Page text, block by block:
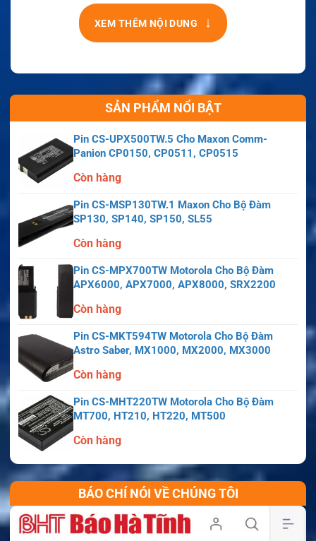
XEM THÊM NỘI DUNG ↓
SẢN PHẨM NỔI BẬT
Pin CS-UPX500TW.5 Cho Maxon Comm-
Panion CP0150, CP0511, CP0515
Còn hàng
Pin CS-MSP130TW.1 Maxon Cho Bộ Đàm
SP130, SP140, SP150, SL55
Còn hàng
Pin CS-MPX700TW Motorola Cho Bộ Đàm
APX6000, APX7000, APX8000, SRX2200
Còn hàng
Pin CS-MKT594TW Motorola Cho Bộ Đàm
Astro Saber, MX1000, MX2000, MX3000
Còn hàng
Pin CS-MHT220TW Motorola Cho Bộ Đàm
MT700, HT210, HT220, MT500
Còn hàng
BÁO CHÍ NÓI VỀ CHÚNG TÔI